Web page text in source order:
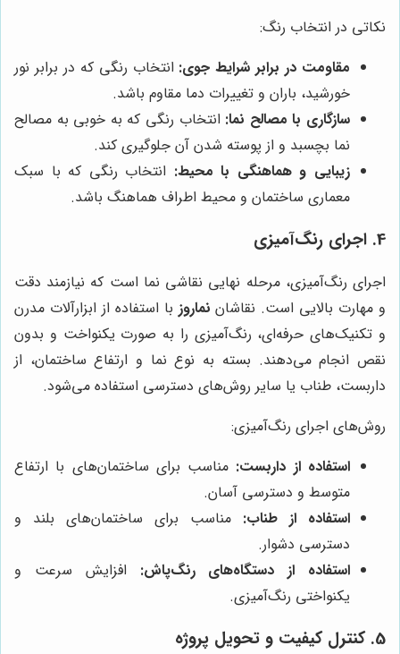
نکاتی در انتخاب رنگ:
مقاومت در برابر شرایط جوی: انتخاب رنگی که در برابر نور
خورشید، باران و تغییرات دما مقاوم باشد.
سازگاری با مصالح نما: انتخاب رنگی که به خوبی به مصالح
نما بچسبد و از پوسته شدن آن جلوگیری کند.
زیبایی و هماهنگی با محیط: انتخاب رنگی که با سبک
معماری ساختمان و محیط اطراف هماهنگ باشد.
4. اجرای رنگ‌آمیزی
اجرای رنگ‌آمیزی، مرحله نهایی نقاشی نما است که نیازمند دقت
و مهارت بالایی است. نقاشان نماروز با استفاده از ابزارآلات مدرن
و تکنیک‌های حرفه‌ای، رنگ‌آمیزی را به صورت یکنواخت و بدون
نقص انجام می‌دهند. بسته به نوع نما و ارتفاع ساختمان، از
داربست، طناب یا سایر روش‌های دسترسی استفاده می‌شود.
روش‌های اجرای رنگ‌آمیزی:
استفاده از داربست: مناسب برای ساختمان‌های با ارتفاع
متوسط و دسترسی آسان.
استفاده از طناب: مناسب برای ساختمان‌های بلند و
دسترسی دشوار.
استفاده از دستگاه‌های رنگ‌پاش: افزایش سرعت و
یکنواختی رنگ‌آمیزی.
5. کنترل کیفیت و تحویل پروژه